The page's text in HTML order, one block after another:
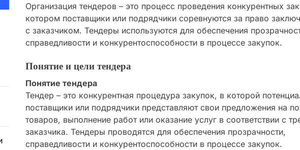
Организация тендеров – это процесс проведения конкурентных
котором поставщики или подрядчики соревнуются за право
с заказчиком. Тендеры используются для обеспечения
справедливости и конкурентоспособности в процессе закупок.
Понятие и цели тендера
Понятие тендера
Тендер – это конкурентная процедура закупок, в которой
поставщики или подрядчики представляют свои предложения на
товаров, выполнение работ или оказание услуг в соответствии с
заказчика. Тендеры проводятся для обеспечения прозрачности,
справедливости и конкурентоспособности в процессе закупок.